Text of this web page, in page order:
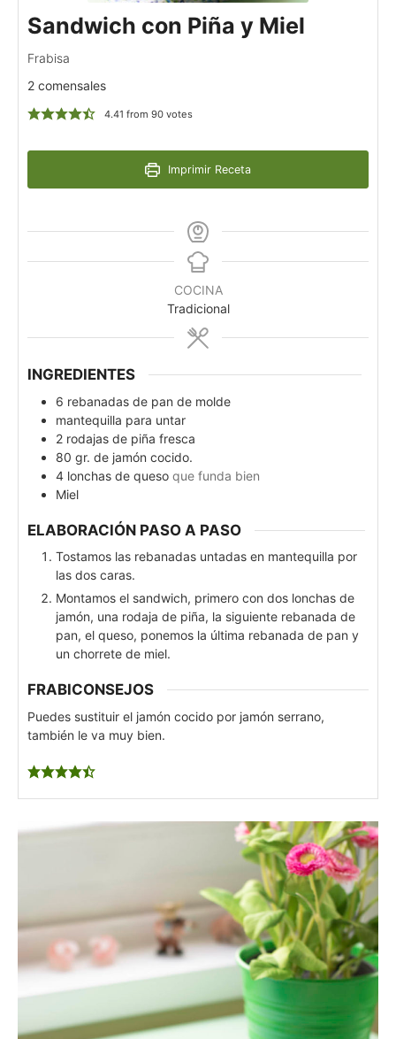
Sandwich con Piña y Miel
Frabisa
2 comensales
4.41 from 90votes
Imprimir Receta
COCINA
Tradicional
INGREDIENTES
6 rebanadas de pan de molde
mantequilla para untar
2 rodajas de piña fresca
80 gr. de jamón cocido.
4 lonchas de queso que funda bien
Miel
ELABORACIÓN PASO A PASO
Tostamos las rebanadas untadas en mantequilla por
las dos caras.
Montamos el sandwich, primero con dos lonchas de
jamón, una rodaja de piña, la siguiente rebanada de
pan, el queso, ponemos la última rebanada de pan y
un chorrete de miel.
FRABICONSEJOS
Puedes sustituir el jamón cocido por jamón serrano,
también le va muy bien.